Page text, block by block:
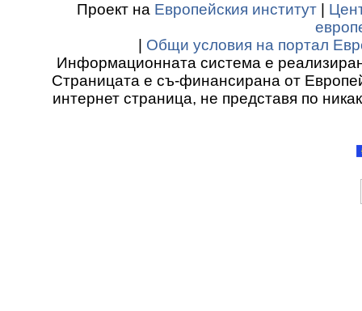
Проект на Европейския институт
Общи условия на портал
Информационната система е
Страницата е съ-финансирана от
интернет страница, не представя по